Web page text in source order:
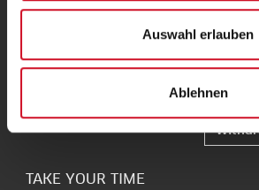
Auswahl erlauben
Ablehnen
Brewers Dictionary
GTC
Login
Stiegl-
TAKE YOUR TIME